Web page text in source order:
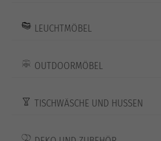
LEUCHTMÖBEL
OUTDOORMÖBEL
TISCHWÄSCHE UND HUSSEN